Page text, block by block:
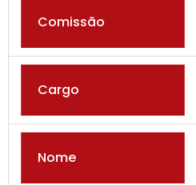
Comissão
Cargo
Nome